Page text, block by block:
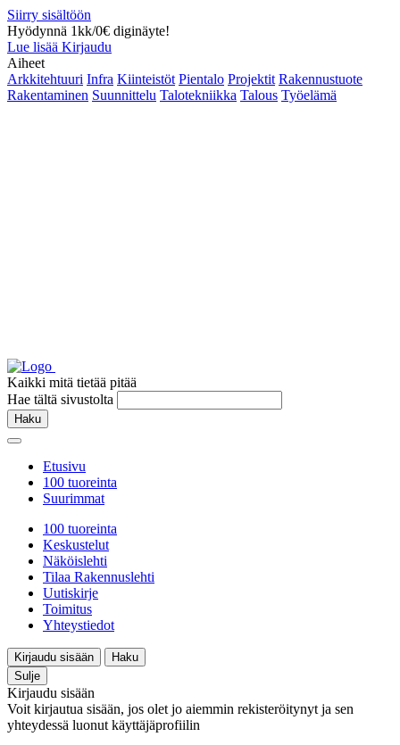
Siirry sisältöön
Hyödynnä 1kk/0€ diginäyte!
Lue lisää Kirjaudu
Aiheet
Arkkitehtuuri Infra Kiinteistöt Pientalo Projektit Rakennustuote
Rakentaminen Suunnittelu Talotekniikka Talous Työelämä
Kaikki mitä tietää pitää
Hae tältä sivustolta
Haku
Etusivu
100 tuoreinta
Suurimmat
100 tuoreinta
Keskustelut
Näköislehti
Tilaa Rakennuslehti
Uutiskirje
Toimitus
Yhteystiedot
Kirjaudu sisään
Haku
Sulje
Kirjaudu sisään
Voit kirjautua sisään, jos olet jo aiemmin rekisteröitynyt ja sen
yhteydessä luonut käyttäjäprofiilin